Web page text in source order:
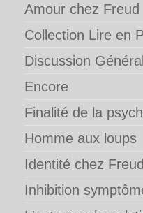
Amour chez Freud
Collection Lire en
Discussion
Encore
Finalité de la
Homme aux loups
Identité chez Freud
Inhibition